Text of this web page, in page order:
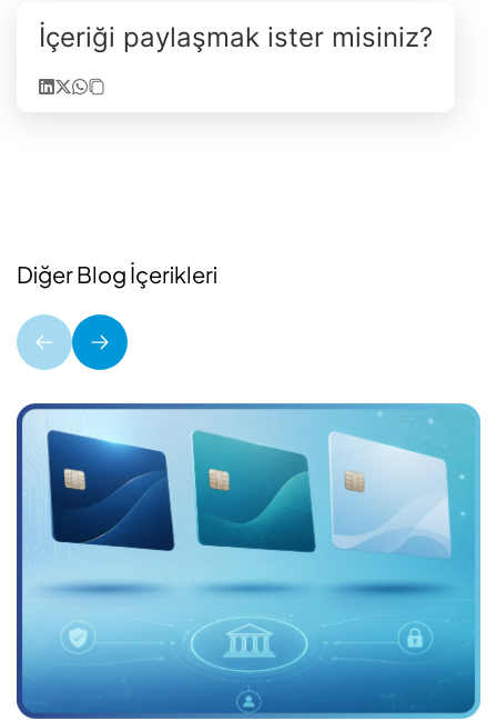
İçeriği paylaşmak ister misiniz?
Diğer Blog İçerikleri